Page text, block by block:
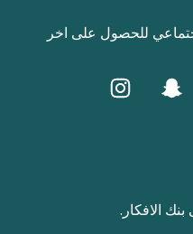
للحصول على اخر
الافكار.